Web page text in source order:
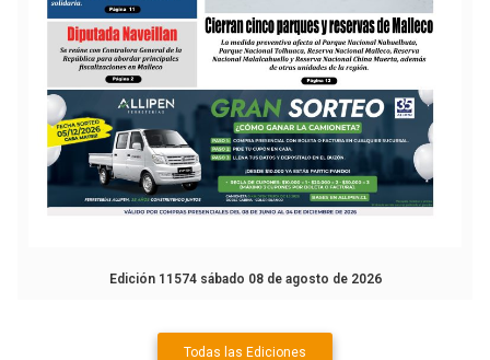
Edición 11574 sábado 08 de agosto de 2026
Todas las Ediciones